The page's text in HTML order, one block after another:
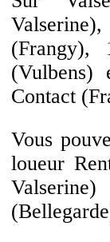
(Frangy),
(Vulbens)
Contact
Vous
loueur